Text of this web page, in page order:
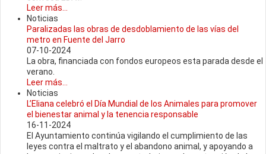
Leer más...
Noticias
Paralizadas las obras de desdoblamiento de las vías del
metro en Fuente del Jarro
07-10-2024
La obra, financiada con fondos europeos esta parada desde el
verano.
Leer más...
Noticias
L’Eliana celebró el Día Mundial de los Animales para promover
el bienestar animal y la tenencia responsable
16-11-2024
El Ayuntamiento continúa vigilando el cumplimiento de las
leyes contra el maltrato y el abandono animal, y apoyando a